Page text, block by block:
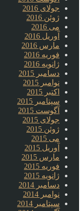
جولای 2016
ژوئن 2016
می 2016
آوریل 2016
مارس 2016
فوریه 2016
ژانویه 2016
دسامبر 2015
نوامبر 2015
اکتبر 2015
سپتامبر 2015
آگوست 2015
جولای 2015
ژوئن 2015
می 2015
آوریل 2015
مارس 2015
فوریه 2015
ژانویه 2015
دسامبر 2014
نوامبر 2014
سپتامبر 2014